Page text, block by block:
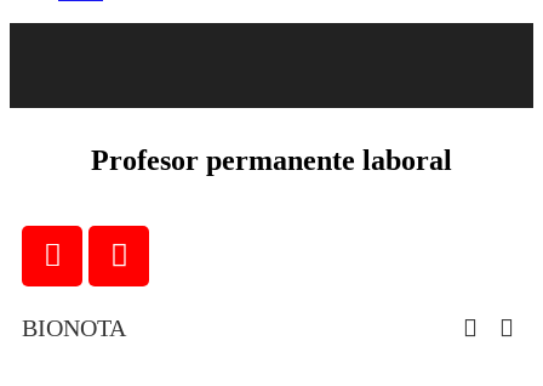
Profesor permanente laboral
BIONOTA